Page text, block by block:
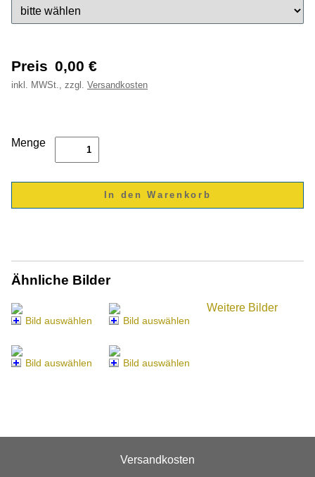
Preis 0,00 €
inkl. MWSt., zzgl. Versandkosten
Menge
Ähnliche Bilder
Bild auswählen Bild auswählen
Bild auswählen Bild auswählen
Weitere Bilder
Versandkosten